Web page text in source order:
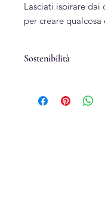
Lasciati ispirare dai
per creare
Sostenibilità